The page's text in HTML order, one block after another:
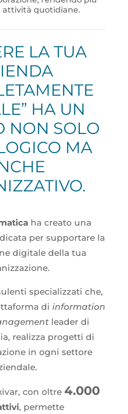
attività quotidiane.
LA TUA
HA UN
NON SOLO
MA
ha creato una
per supportare la
digitale della tua
specializzati che,
di information
leader di
realizza progetti di
in ogni settore
con oltre4.000
, permette